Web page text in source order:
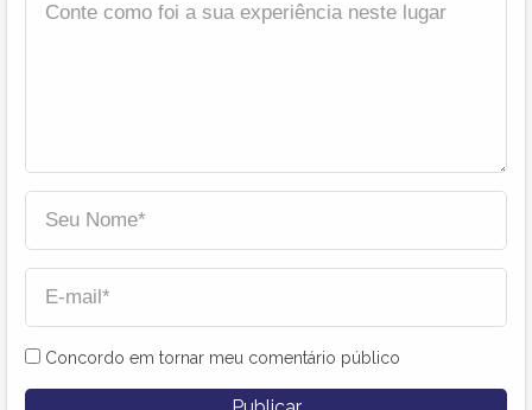
Concordo em tornar meu comentário público